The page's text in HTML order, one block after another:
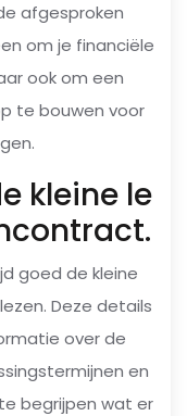
afgesproken
om je financiële
ook om een
te bouwen voor
kleine le
goed de kleine
Deze details
over de
en
begrijpen wat er